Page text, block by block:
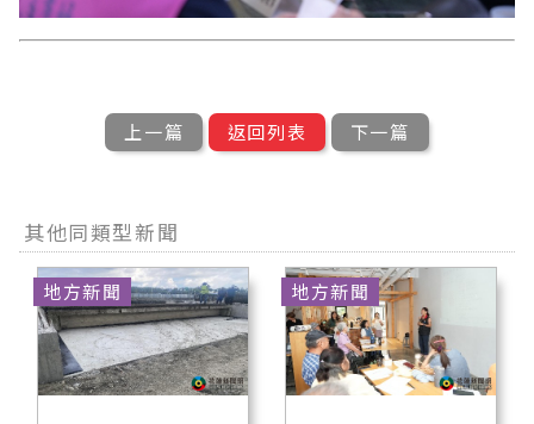
上一篇 返回列表 下一篇
其他同類型新聞
地方新聞 地方新聞